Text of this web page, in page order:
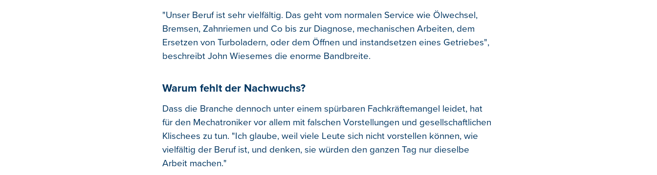
"Unser Beruf ist sehr vielfältig. Das geht vom normalen Service wie Ölwechsel,
Bremsen, Zahnriemen und Co bis zur Diagnose, mechanischen Arbeiten, dem
Ersetzen von Turboladern, oder dem Öffnen und instandsetzen eines Getriebes",
beschreibt John Wiesemes die enorme Bandbreite.
Warum fehlt der Nachwuchs?
Dass die Branche dennoch unter einem spürbaren Fachkräftemangel leidet, hat
für den Mechatroniker vor allem mit falschen Vorstellungen und gesellschaftlichen
Klischees zu tun. "Ich glaube, weil viele Leute sich nicht vorstellen können, wie
vielfältig der Beruf ist, und denken, sie würden den ganzen Tag nur dieselbe
Arbeit machen."